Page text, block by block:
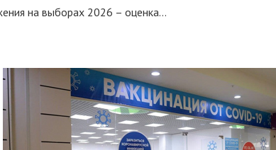
на выборах 2026 – оценка...